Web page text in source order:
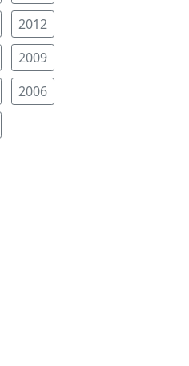
2012
2009
2006